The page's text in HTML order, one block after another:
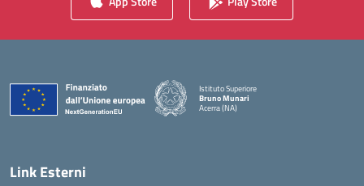
Istituto Superiore
Bruno Munari
Acerra (NA)
Link Esterni